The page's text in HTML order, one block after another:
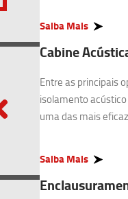
Saiba Mais
Cabine
Entre as principais
isolamento
uma das mais
Saiba Mais